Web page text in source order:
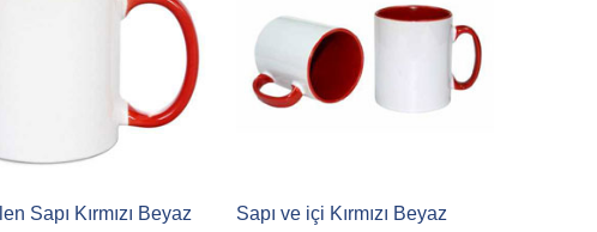
Sapı Kırmızı Beyaz
Sapı ve içi Kırmızı Beyaz